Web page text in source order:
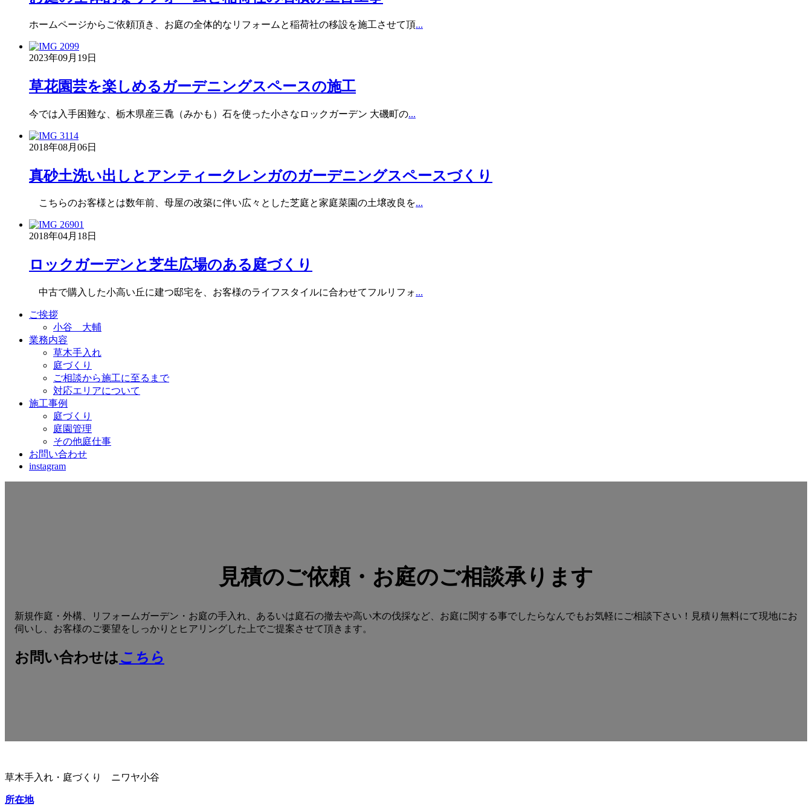
ホームページからご依頼頂き、お庭の全体的なリフォームと稲荷社の移設を施工させて頂...
2023年09月19日
草花園芸を楽しめるガーデニングスペースの施工
今では入手困難な、栃木県産三毳（みかも）石を使った小さなロックガーデン 大磯町の...
2018年08月06日
真砂土洗い出しとアンティークレンガのガーデニングスペースづくり
こちらのお客様とは数年前、母屋の改築に伴い広々とした芝庭と家庭菜園の土壌改良を...
2018年04月18日
ロックガーデンと芝生広場のある庭づくり
中古で購入した小高い丘に建つ邸宅を、お客様のライフスタイルに合わせてフルリフォ...
ご挨拶
小谷 大輔
業務内容
草木手入れ
庭づくり
ご相談から施工に至るまで
対応エリアについて
施工事例
庭づくり
庭園管理
その他庭仕事
お問い合わせ
instagram
見積のご依頼・お庭のご相談承ります
新規作庭・外構、リフォームガーデン・お庭の手入れ、あるいは庭石の撤去や高い木の伐採など、お庭に関する事でしたらなんでもお気軽にご相談下さい！見積り無料にて現地にお
伺いし、お客様のご要望をしっかりとヒアリングした上でご提案させて頂きます。
お問い合わせはこちら
草木手入れ・庭づくり ニワヤ小谷
所在地